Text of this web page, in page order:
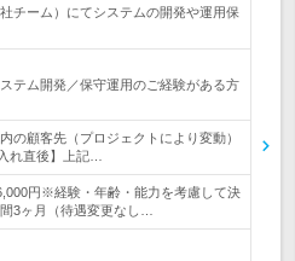
チーム）にてシステムの開発や運用保
テム開発／保守運用のご経験がある方
の顧客先（プロジェクトにより変動）
れ直後】上記…
円※経験・年齢・能力を考慮して決
3ヶ月（待遇変更なし…